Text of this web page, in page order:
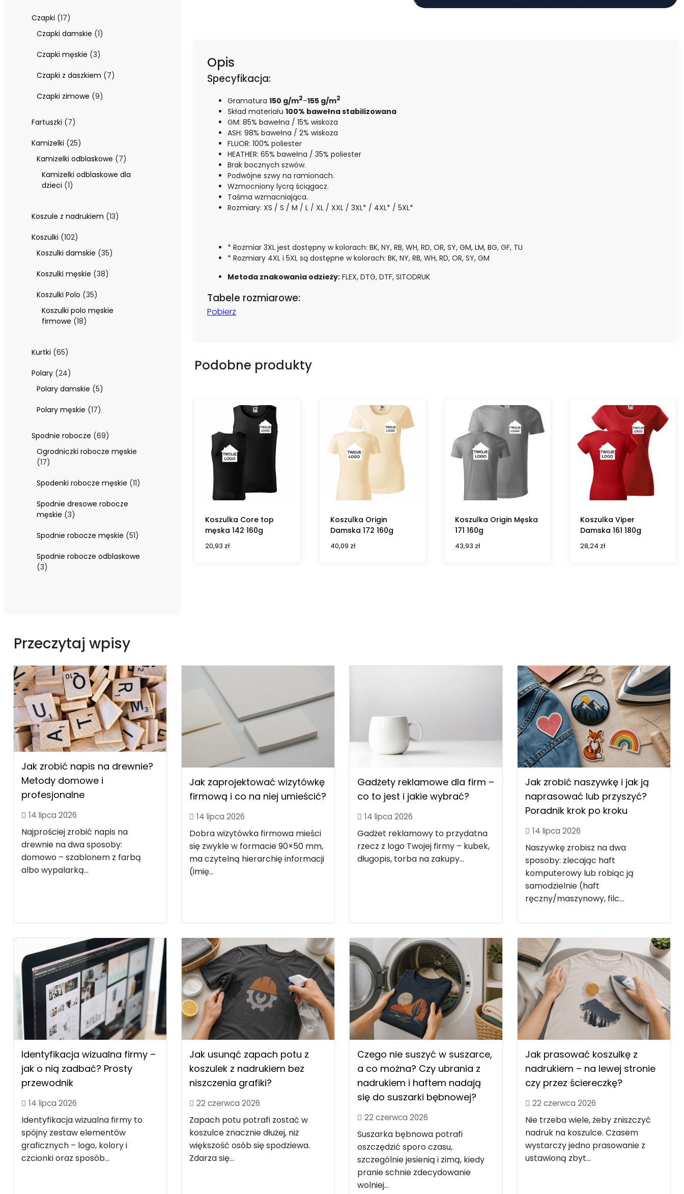
Czapki 1717
produktów
Czapki damskie 11
Czapki męskie 33
Czapki z daszkiem
77
Czapki zimowe 99
Fartuszki
77
Kamizelki 2525
produktów
Kamizelki odblaskowe 77
produktów
Kamizelki odblaskowe dla
dzieci 11
Koszule z nadrukiem 1313
Koszulki 102102
produkty
Koszulki damskie 3535
Koszulki męskie 3838
Koszulki Polo 3535
produktów
Koszulki polo męskie
firmowe 1818
Kurtki 6565
Polary 2424
produkty
Polary damskie 55
Polary męskie 1717
Spodnie robocze 6969
produktów
Ogrodniczki robocze męskie
1717
Spodenki robocze męskie 1111
Spodnie dresowe robocze
męskie 33
Spodnie robocze męskie 5151
Spodnie robocze odblaskowe
33
Opis
Specyfikacja:
Gramatura 150 g/m2–155 g/m2
Skład materiału 100% bawełna stabilizowana
GM: 85% bawełna / 15% wiskoza
ASH: 98% bawełna / 2% wiskoza
FLUOR: 100% poliester
HEATHER: 65% bawełna / 35% poliester
Brak bocznych szwów.
Podwójne szwy na ramionach.
Wzmocniony lycrą ściągacz.
Taśma wzmacniająca.
Rozmiary: XS / S / M / L / XL / XXL / 3XL* / 4XL* / 5XL*
* Rozmiar 3XL jest dostępny w kolorach: BK, NY, RB, WH, RD, OR, SY, GM, LM, BG, GF, TU
* Rozmiary 4XL i 5XL są dostępne w kolorach: BK, NY, RB, WH, RD, OR, SY, GM
Metoda znakowania odzieży: FLEX, DTG, DTF, SITODRUK
Tabele rozmiarowe:
Pobierz
Podobne produkty
Koszulka Core top
męska 142 160g
20,93 zł
Koszulka Origin
Damska 172 160g
40,09 zł
Koszulka Origin Męska
171 160g
43,93 zł
Koszulka Viper
Damska 161 180g
28,24 zł
Przeczytaj wpisy
Jak zrobić napis na drewnie?
Metody domowe i
profesjonalne
14 lipca 2026
Najprościej zrobić napis na
drewnie na dwa sposoby:
domowo – szablonem z farbą
albo wypalarką...
Jak zaprojektować wizytówkę
firmową i co na niej umieścić?
14 lipca 2026
Dobra wizytówka firmowa mieści
się zwykle w formacie 90×50 mm,
ma czytelną hierarchię informacji
(imię...
Gadżety reklamowe dla firm –
co to jest i jakie wybrać?
14 lipca 2026
Gadżet reklamowy to przydatna
rzecz z logo Twojej firmy – kubek,
długopis, torba na zakupy...
Jak zrobić naszywkę i jak ją
naprasować lub przyszyć?
Poradnik krok po kroku
14 lipca 2026
Naszywkę zrobisz na dwa
sposoby: zlecając haft
komputerowy lub robiąc ją
samodzielnie (haft
ręczny/maszynowy, filc...
Identyfikacja wizualna firmy –
jak o nią zadbać? Prosty
przewodnik
14 lipca 2026
Identyfikacja wizualna firmy to
spójny zestaw elementów
graficznych – logo, kolory i
czcionki oraz sposób...
Jak usunąć zapach potu z
koszulek z nadrukiem bez
niszczenia grafiki?
22 czerwca 2026
Zapach potu potrafi zostać w
koszulce znacznie dłużej, niż
większość osób się spodziewa.
Zdarza się...
Czego nie suszyć w suszarce,
a co można? Czy ubrania z
nadrukiem i haftem nadają
się do suszarki bębnowej?
22 czerwca 2026
Suszarka bębnowa potrafi
oszczędzić sporo czasu,
szczególnie jesienią i zimą, kiedy
pranie schnie zdecydowanie
wolniej...
Jak prasować koszulkę z
nadrukiem – na lewej stronie
czy przez ściereczkę?
22 czerwca 2026
Nie trzeba wiele, żeby zniszczyć
nadruk na koszulce. Czasem
wystarczy jedno prasowanie z
ustawioną zbyt...